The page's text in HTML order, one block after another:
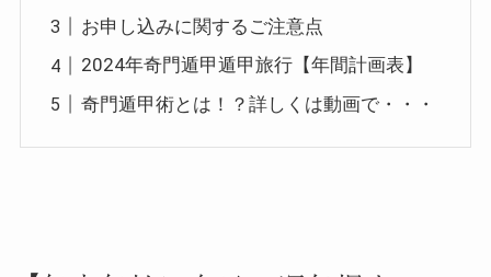
お申し込みに関するご注意点
2024年奇門遁甲遁甲旅行【年間計画表】
奇門遁甲術とは！？詳しくは動画で・・・